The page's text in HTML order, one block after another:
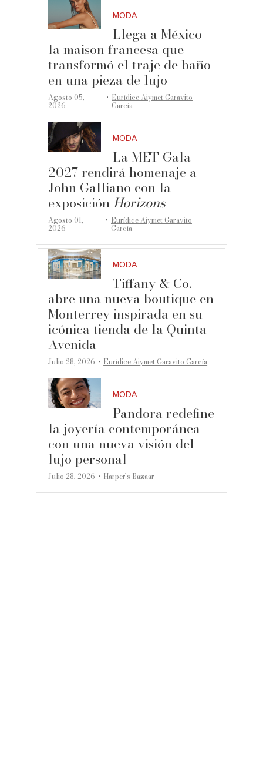
MODA
Llega a México
la maison francesa que
transformó el traje de baño
en una pieza de lujo
Agosto 05,
2026 ·Eurídice Aiymet Garavito
García
MODA
La MET Gala
2027 rendirá homenaje a
John Galliano con la
exposición Horizons
Agosto 01,
2026 ·Eurídice Aiymet Garavito
García
MODA
Tiffany & Co.
abre una nueva boutique en
Monterrey inspirada en su
icónica tienda de la Quinta
Avenida
Julio 28, 2026 ·Eurídice Aiymet Garavito García
MODA
Pandora redefine
la joyería contemporánea
con una nueva visión del
lujo personal
Julio 28, 2026 ·Harper’s Bazaar